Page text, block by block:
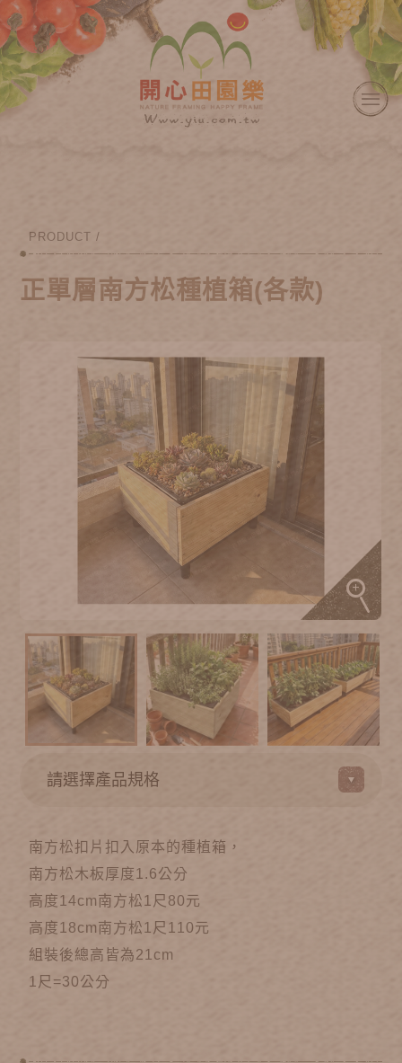
PRODUCT /
正單層南方松種植箱(各款)
南方松扣片扣入原本的種植箱，
南方松木板厚度1.6公分
高度14cm南方松1尺80元
高度18cm南方松1尺110元
組裝後總高皆為21cm
1尺=30公分